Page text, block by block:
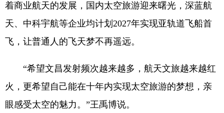
着商业航天的发展，国内太空旅游迎来曙光，深蓝航
天、中科宇航等企业均计划2027年实现亚轨道飞船首
飞，让普通人的飞天梦不再遥远。
“希望文昌发射频次越来越多，航天文旅越来越红
火，更希望自己能在十年内实现太空旅游的梦想，亲
眼感受太空的魅力。”王禹博说。